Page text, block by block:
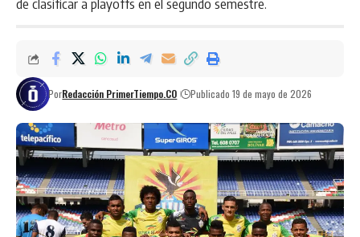
PorRedacción PrimerTiempo.CO Publicado 19 de mayo de 2026